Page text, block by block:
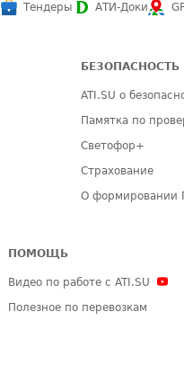
Тендеры АТИ-Доки
БЕЗОПАСНОСТЬ
ATI.SU о
Памятка по
Светофор+
Страхование
О формировании
ПОМОЩЬ
Видео по работе с ATI.SU
Полезное по перевозкам